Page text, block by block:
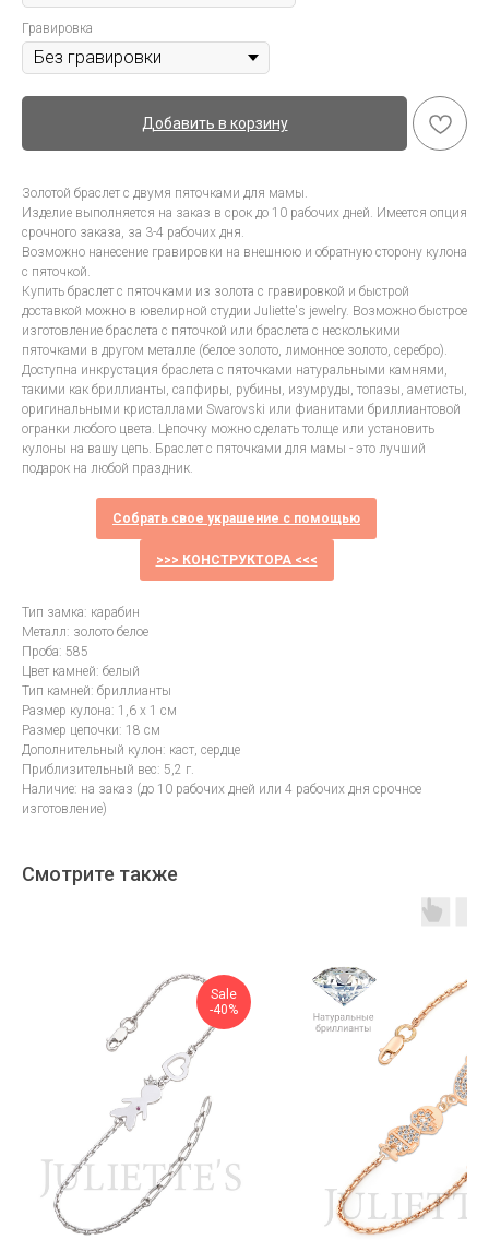
Гравировка
Добавить в корзину
Золотой браслет с двумя пяточками для мамы.
Изделие выполняется на заказ в срок до 10 рабочих дней. Имеется опция
срочного заказа, за 3-4 рабочих дня.
Возможно нанесение гравировки на внешнюю и обратную сторону кулона
с пяточкой.
Купить браслет с пяточками из золота с гравировкой и быстрой
доставкой можно в ювелирной студии Juliette's jewelry. Возможно быстрое
изготовление браслета с пяточкой или браслета с несколькими
пяточками в другом металле (белое золото, лимонное золото, серебро).
Доступна инкрустация браслета с пяточками натуральными камнями,
такими как бриллианты, сапфиры, рубины, изумруды, топазы, аметисты,
оригинальными кристаллами Swarovski или фианитами бриллиантовой
огранки любого цвета. Цепочку можно сделать толще или установить
кулоны на вашу цепь. Браслет с пяточками для мамы - это лучший
подарок на любой праздник.
Собрать свое украшение с помощью
>>> КОНСТРУКТОРА <<<
Тип замка: карабин
Металл: золото белое
Проба: 585
Цвет камней: белый
Тип камней: бриллианты
Размер кулона: 1,6 х 1 см
Размер цепочки: 18 см
Дополнительный кулон: каст, сердце
Приблизительный вес: 5,2 г.
Наличие: на заказ (до 10 рабочих дней или 4 рабочих дня срочное
изготовление)
Смотрите также
Sale
-40%